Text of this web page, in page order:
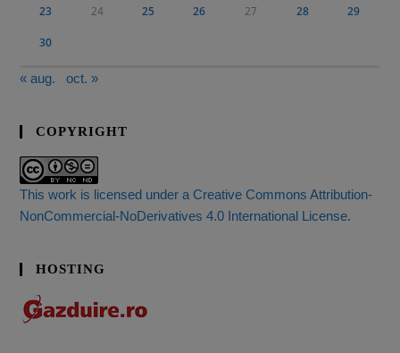
23 24 25 26 27 28 29
30
« aug. oct. »
COPYRIGHT
This work is licensed under a Creative Commons Attribution-
NonCommercial-NoDerivatives 4.0 International License.
HOSTING